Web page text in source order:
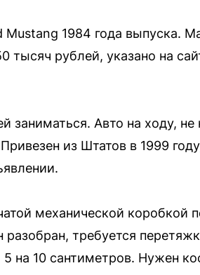
1984 года выпуска.
рублей, указано на
Авто на ходу, не
из Штатов в 1999
механической коробкой
требуется
на 10 сантиметров. Нужен